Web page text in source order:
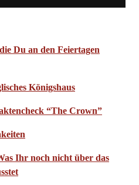
Du an den Feiertagen
Königshaus
“The Crown”
Ihr noch nicht über das